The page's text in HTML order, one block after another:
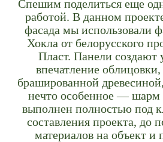
Спешим поделиться еще
работой. В данном
фасада мы использовали
Хокла от белорусского
Пласт. Панели создают
впечатление
брашированной
нечто особенное —
выполнен полностью под
составления проекта, до
материалов на объект и